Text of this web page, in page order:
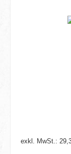
Bildergalerie
exkl. MwSt.: